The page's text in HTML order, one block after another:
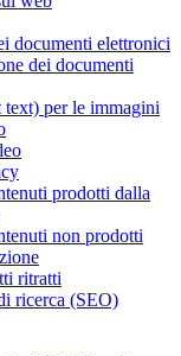
documenti elettronici
dei documenti
text) per le immagini
prodotti dalla
non prodotti
ritratti
ricerca (SEO)